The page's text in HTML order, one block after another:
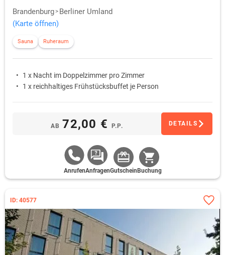
Brandenburg
Berliner Umland
(Karte öffnen)
Sauna Ruheraum
1 x Nacht im Doppelzimmer pro Zimmer
1 x reichhaltiges Frühstücksbuffet je Person
AB 72,00 € P.P. DETAILS
AnrufenAnfragenGutschein Buchung
ID: 40577